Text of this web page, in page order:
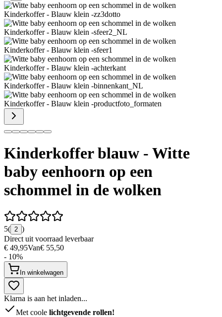
Kinderkoffer blauw - Witte
baby eenhoorn op een
schommel in de wolken
5( 2 )
Direct uit voorraad leverbaar
€ 49,95Van€ 55,50
- 10%
In winkelwagen
Klarna is aan het inladen...
Met coole lichtgevende rollen!